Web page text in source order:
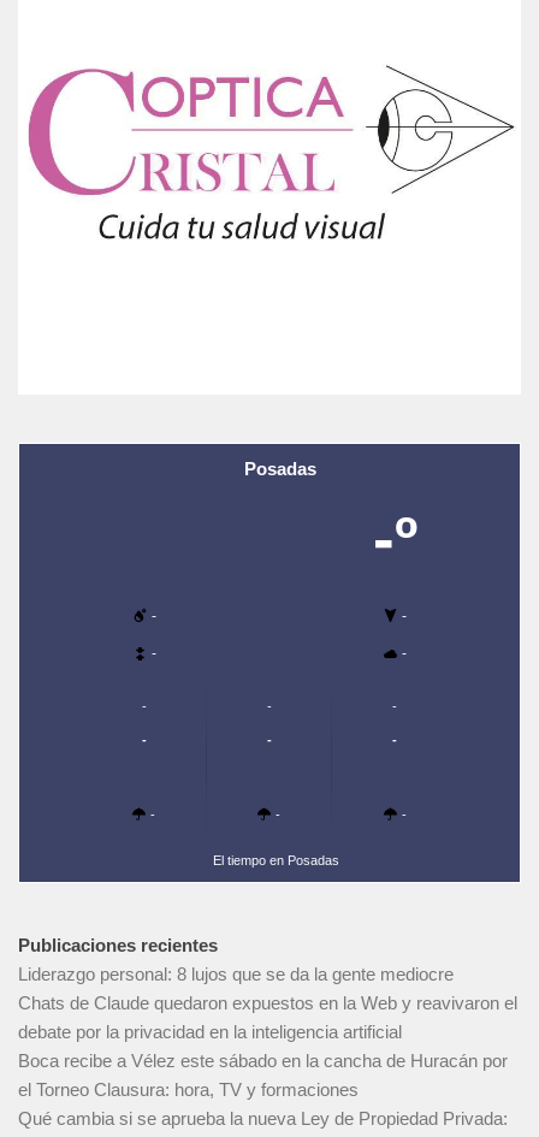
Posadas
-º
- -
- -
-
-
-
-
-
-
-
-
-
El tiempo en Posadas
Publicaciones recientes
Liderazgo personal: 8 lujos que se da la gente mediocre
Chats de Claude quedaron expuestos en la Web y reavivaron el
debate por la privacidad en la inteligencia artificial
Boca recibe a Vélez este sábado en la cancha de Huracán por
el Torneo Clausura: hora, TV y formaciones
Qué cambia si se aprueba la nueva Ley de Propiedad Privada: